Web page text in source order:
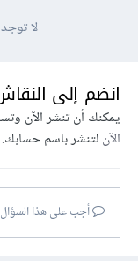
لا
انضم إلى
يمكنك أن تنشر الآن
الآنلتنشر باسم حسابك.
أجب على هذا